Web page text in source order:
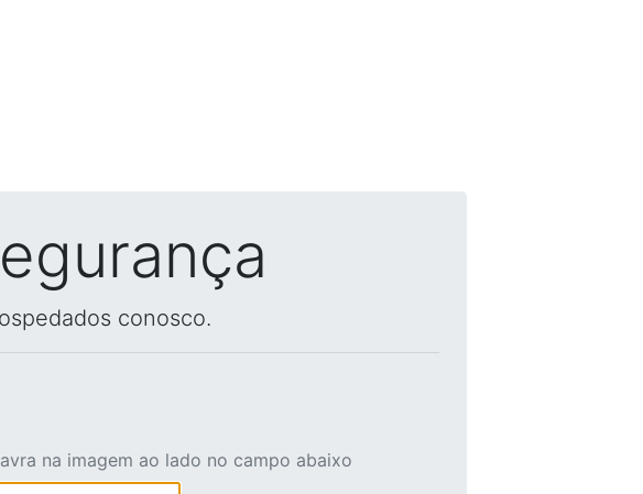
conosco.
na imagem ao lado no campo abaixo